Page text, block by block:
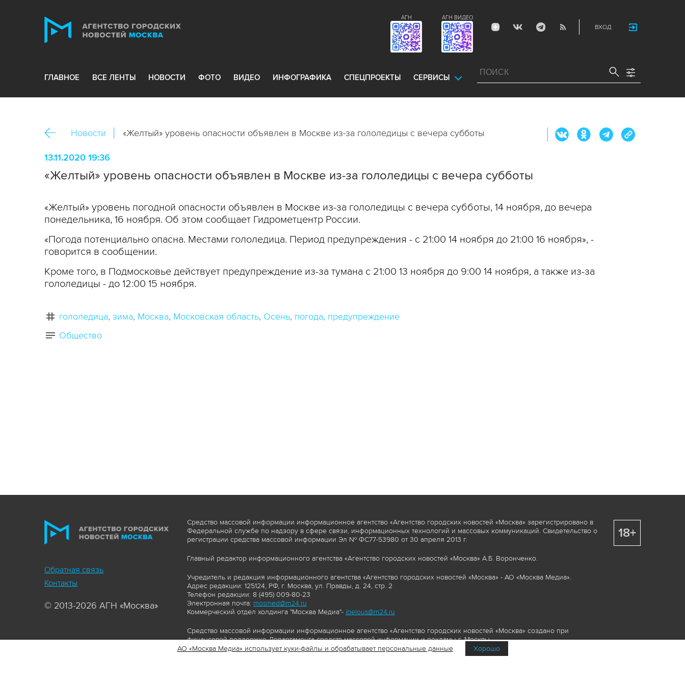
ВХОД
АГН ВИДЕО
АГН
ГЛАВНОЕ ВСЕ ЛЕНТЫ НОВОСТИ ФОТО ВИДЕО ИНФОГРАФИКА СПЕЦПРОЕКТЫ СЕРВИСЫ
Новости «Желтый» уровень опасности объявлен в Москве из-за гололедицы с вечера субботы
13.11.2020 19:36
«Желтый» уровень опасности объявлен в Москве из-за гололедицы с вечера субботы
«Желтый» уровень погодной опасности объявлен в Москве из-за гололедицы с вечера субботы, 14 ноября, до вечера
понедельника, 16 ноября. Об этом сообщает Гидрометцентр России.
«Погода потенциально опасна. Местами гололедица. Период предупреждения - с 21:00 14 ноября до 21:00 16 ноября», -
говорится в сообщении.
Кроме того, в Подмосковье действует предупреждение из-за тумана с 21:00 13 ноября до 9:00 14 ноября, а также из-за
гололедицы - до 12:00 15 ноября.
гололедица зима Москва Московская область Осень погода предупреждение
Общество
Обратная связь
Контакты
© 2013-2026 АГН «Москва»
Средство массовой информации информационное агентство «Агентство городских новостей «Москва» зарегистрировано в
Федеральной службе по надзору в сфере связи, информационных технологий и массовых коммуникаций. Свидетельство о
регистрации средства массовой информации Эл № ФС77-53980 от 30 апреля 2013 г.
Главный редактор информационного агентства «Агентство городских новостей «Москва» А.Б. Воронченко.
Учредитель и редакция информационного агентства «Агентство городских новостей «Москва» - АО «Москва Медиа».
Адрес редакции: 125124, РФ, г. Москва, ул. Правды, д. 24, стр. 2
Телефон редакции: 8 (495) 009-80-23
Электронная почта: mosmed@m24.ru
Коммерческий отдел холдинга "Москва Медиа"- ibelous@m24.ru
Средство массовой информации информационное агентство «Агентство городских новостей «Москва» создано при
финансовой поддержке Департамента средств массовой информации и рекламы г. Москвы.
Сайт https://www.mskagency.ru содержит материалы, товарные знаки и иные охраняемые элементы, включая, но, не
18+
АО «Москва Медиа» использует куки-файлы и обрабатывает персональные данные Хорошо